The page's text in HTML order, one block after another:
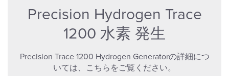
Precision Hydrogen Trace
1200 水素 発生
Precision Trace 1200 Hydrogen Generatorの詳細につ
いては、こちらをご覧ください。